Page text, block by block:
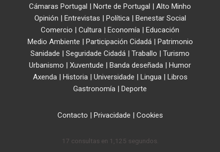
Cámaras Portugal | Norte de Portugal | Alto Minho
Opinión | Entrevistas | Política| Benestar Social
Comercio | Cultura | Economía | Educación
Medio Ambiente | Participación Cidadá| Patrimonio
Sanidade | Seguridade Cidadá | Traballo | Turismo
Urbanismo | Xuventude | Banda deseñada | Humor
Axenda| Historia| Universidade | Lingua| Libros
Gastronomía | Deporte
Contacto | Privacidade | Cookies
17 consultas en 1,125 segundos.